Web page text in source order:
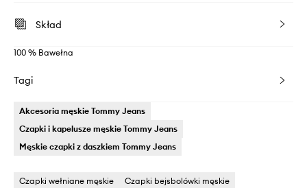
Skład
100 % Bawełna
Tagi
Akcesoria męskie Tommy Jeans
Czapki i kapelusze męskie Tommy Jeans
Męskie czapki z daszkiem Tommy Jeans
Czapki wełniane męskie Czapki bejsbolówki męskie